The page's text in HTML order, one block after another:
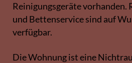
Reinigungsgeräte vorhanden.
und Bettenservice sind auf
verfügbar.
Die Wohnung ist eine